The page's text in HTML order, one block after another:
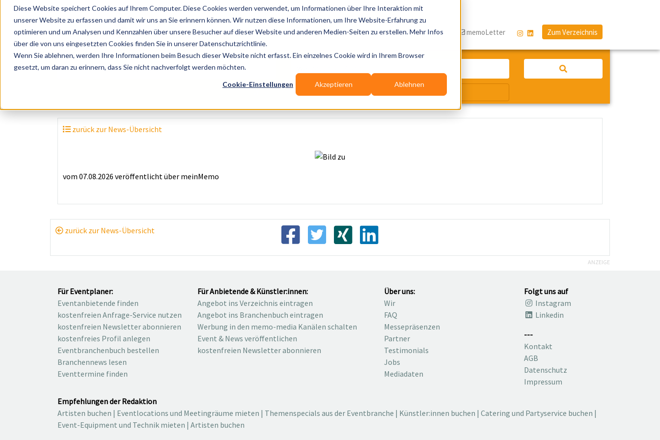
Diese Website speichert Cookies auf Ihrem Computer. Diese Cookies werden verwendet, um Informationen über Ihre Interaktion mit
unserer Website zu erfassen und damit wir uns an Sie erinnern können. Wir nutzen diese Informationen, um Ihre Website-Erfahrung zu
optimieren und um Analysen und Kennzahlen über unsere Besucher auf dieser Website und anderen Medien-Seiten zu erstellen. Mehr Infos
über die von uns eingesetzten Cookies finden Sie in unserer Datenschutzrichtlinie.
Wenn Sie ablehnen, werden Ihre Informationen beim Besuch dieser Website nicht erfasst. Ein einzelnes Cookie wird in Ihrem Browser
gesetzt, um daran zu erinnern, dass Sie nicht nachverfolgt werden möchten.
Cookie-Einstellungen Akzeptieren Ablehnen
zurück zur News-Übersicht
vom 07.08.2026 veröffentlicht über meinMemo
zurück zur News-Übersicht
Publikationen Branchen-Infos Services Blog memoLetter Zum Verzeichnis
Künstler, Zelte, Bands, Catering, ...
Wir suchen für Dich
ANZEIGE
Für Eventplaner:
Eventanbietende finden
kostenfreien Anfrage-Service nutzen
kostenfreien Newsletter abonnieren
kostenfreies Profil anlegen
Eventbranchenbuch bestellen
Branchennews lesen
Eventtermine finden
Für Anbietende & Künstler:innen:
Angebot ins Verzeichnis eintragen
Angebot ins Branchenbuch eintragen
Werbung in den memo-media Kanälen schalten
Event & News veröffentlichen
kostenfreien Newsletter abonnieren
Über uns:
Wir
FAQ
Messepräsenzen
Partner
Testimonials
Jobs
Mediadaten
Folgt uns auf
Instagram
Linkedin
---
Kontakt
AGB
Datenschutz
Impressum
Empfehlungen der Redaktion
Artisten buchen | Eventlocations und Meetingräume mieten | Themenspecials aus der Eventbranche | Künstler:innen buchen | Catering und Partyservice buchen |
Event-Equipment und Technik mieten | Artisten buchen